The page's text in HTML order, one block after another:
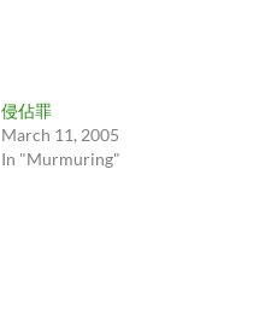
侵佔罪
March 11, 2005
In "Murmuring"